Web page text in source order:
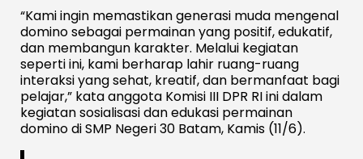
“Kami ingin memastikan generasi muda mengenal
domino sebagai permainan yang positif, edukatif,
dan membangun karakter. Melalui kegiatan
seperti ini, kami berharap lahir ruang-ruang
interaksi yang sehat, kreatif, dan bermanfaat bagi
pelajar,” kata anggota Komisi III DPR RI ini dalam
kegiatan sosialisasi dan edukasi permainan
domino di SMP Negeri 30 Batam, Kamis (11/6).